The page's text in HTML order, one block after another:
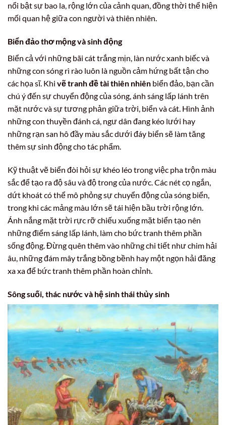
nổi bật sự bao la, rộng lớn của cảnh quan, đồng thời thể hiện
mối quan hệ giữa con người và thiên nhiên.
Biển đảo thơ mộng và sinh động
Biển cả với những bãi cát trắng mịn, làn nước xanh biếc và
những con sóng rì rào luôn là nguồn cảm hứng bất tận cho
các họa sĩ. Khi vẽ tranh đề tài thiên nhiên biển đảo, bạn cần
chú ý đến sự chuyển động của sóng, ánh sáng lấp lánh trên
mặt nước và sự tương phản giữa trời, biển và cát. Hình ảnh
những con thuyền đánh cá, ngư dân đang kéo lưới hay
những rạn san hô đầy màu sắc dưới đáy biển sẽ làm tăng
thêm sự sinh động cho tác phẩm.
Kỹ thuật vẽ biển đòi hỏi sự khéo léo trong việc pha trộn màu
sắc để tạo ra độ sâu và độ trong của nước. Các nét cọ ngắn,
dứt khoát có thể mô phỏng sự chuyển động của sóng biển,
trong khi các mảng màu lớn sẽ tái hiện bầu trời rộng lớn.
Ánh nắng mặt trời rực rỡ chiếu xuống mặt biển tạo nên
những điểm sáng lấp lánh, làm cho bức tranh thêm phần
sống động. Đừng quên thêm vào những chi tiết như chim hải
âu, những đám mây trắng bồng bềnh hay một ngọn hải đăng
xa xa để bức tranh thêm phần hoàn chỉnh.
Sông suối, thác nước và hệ sinh thái thủy sinh